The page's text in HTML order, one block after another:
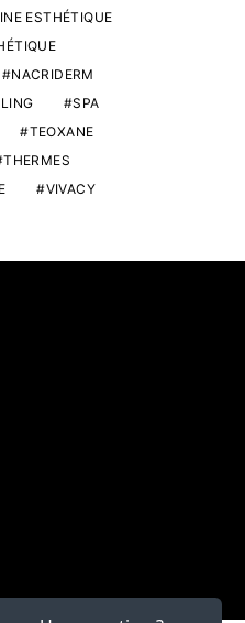
ESTHÉTIQUE
NACRIDERM
SPA
TEOXANE
THERMES
VIVACY